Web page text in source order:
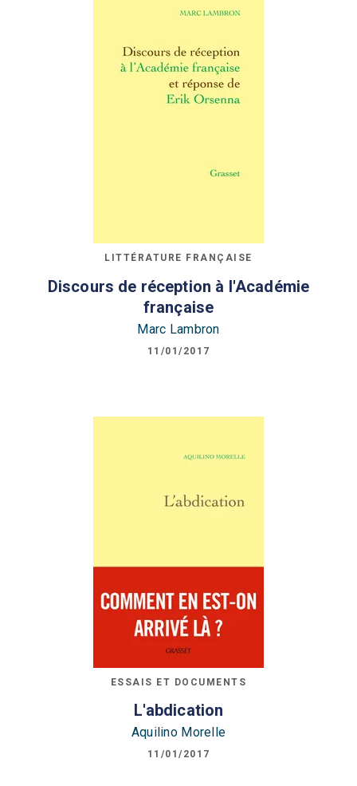
LITTÉRATURE FRANÇAISE
Discours de réception à l'Académie
française
Marc Lambron
11/01/2017
ESSAIS ET DOCUMENTS
L'abdication
Aquilino Morelle
11/01/2017